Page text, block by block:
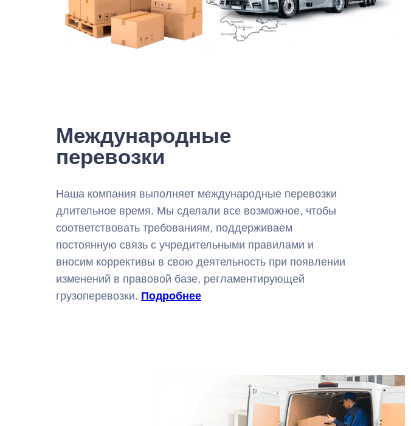
Международные
перевозки
Наша компания выполняет международные перевозки
длительное время. Мы сделали все возможное, чтобы
соответствовать требованиям, поддерживаем
постоянную связь с учредительными правилами и
вносим коррективы в свою деятельность при появлении
изменений в правовой базе, регламентирующей
грузоперевозки. Подробнее